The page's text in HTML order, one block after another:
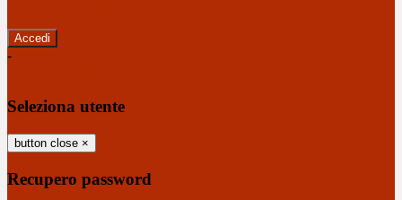
-
Seleziona utente
button close ×
Recupero password